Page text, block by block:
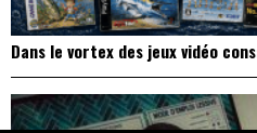
Dans le vortex des jeux vidéo